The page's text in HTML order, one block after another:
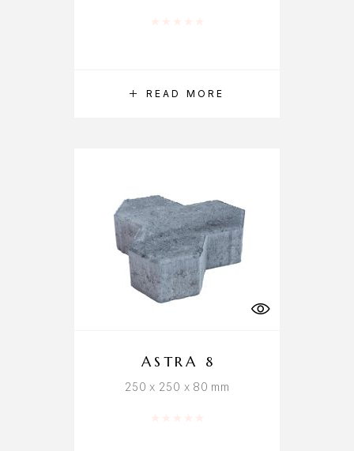
READ MORE
ASTRA 8
250 x 250 x 80 mm